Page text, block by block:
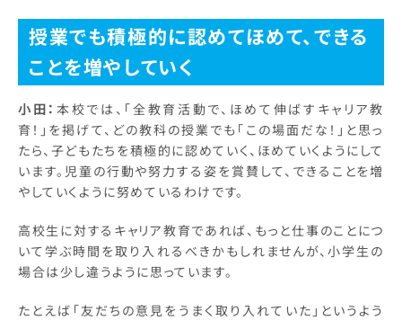
授業でも積極的に認めてほめて、できる
ことを増やしていく
小田：本校では、「全教育活動で、ほめて伸ばすキャリア教
育！」を掲げて、どの教科の授業でも「この場面だな！」と思っ
たら、子どもたちを積極的に認めていく、ほめていくようにして
います。児童の行動や努力する姿を賞賛して、できることを増
やしていくように努めているわけです。
高校生に対するキャリア教育であれば、もっと仕事のことにつ
いて学ぶ時間を取り入れるべきかもしれませんが、小学生の
場合は少し違うように思っています。
たとえば「友だちの意見をうまく取り入れていた」というよう